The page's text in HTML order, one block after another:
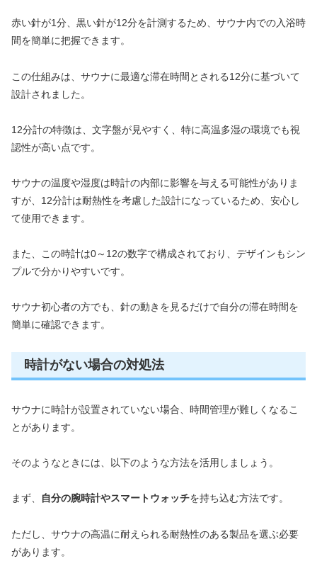
赤い針が1分、黒い針が12分を計測するため、サウナ内での入浴時
間を簡単に把握できます。
この仕組みは、サウナに最適な滞在時間とされる12分に基づいて
設計されました。
12分計の特徴は、文字盤が見やすく、特に高温多湿の環境でも視
認性が高い点です。
サウナの温度や湿度は時計の内部に影響を与える可能性がありま
すが、12分計は耐熱性を考慮した設計になっているため、安心し
て使用できます。
また、この時計は0～12の数字で構成されており、デザインもシン
プルで分かりやすいです。
サウナ初心者の方でも、針の動きを見るだけで自分の滞在時間を
簡単に確認できます。
時計がない場合の対処法
サウナに時計が設置されていない場合、時間管理が難しくなるこ
とがあります。
そのようなときには、以下のような方法を活用しましょう。
まず、 自分の腕時計やスマートウォッチを持ち込む方法です。
ただし、サウナの高温に耐えられる耐熱性のある製品を選ぶ必要
があります。